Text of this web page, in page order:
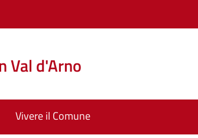
Val d'Arno
Vivere il Comune